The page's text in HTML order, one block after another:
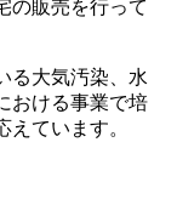
の販売を行って
る大気汚染、水
おける事業で培
ています。